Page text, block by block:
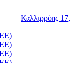
Καλλιρρόης 17,